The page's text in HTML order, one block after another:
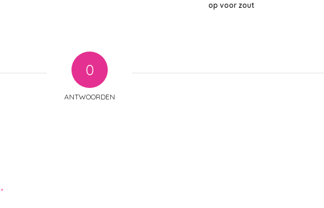
op voor zout
0
ANTWOORDEN
*